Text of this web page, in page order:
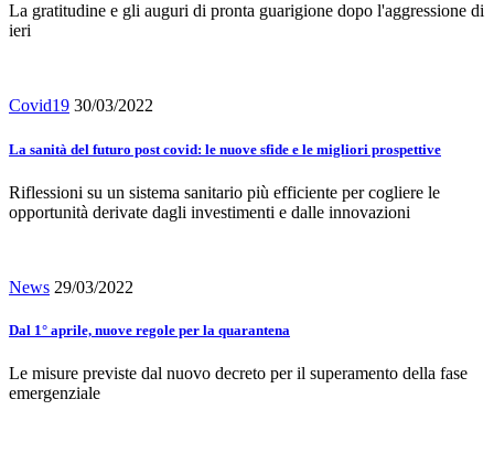
La gratitudine e gli auguri di pronta guarigione dopo l'aggressione di
ieri
Covid19 30/03/2022
La sanità del futuro post covid: le nuove sfide e le migliori prospettive
Riflessioni su un sistema sanitario più efficiente per cogliere le
opportunità derivate dagli investimenti e dalle innovazioni
News 29/03/2022
Dal 1° aprile, nuove regole per la quarantena
Le misure previste dal nuovo decreto per il superamento della fase
emergenziale